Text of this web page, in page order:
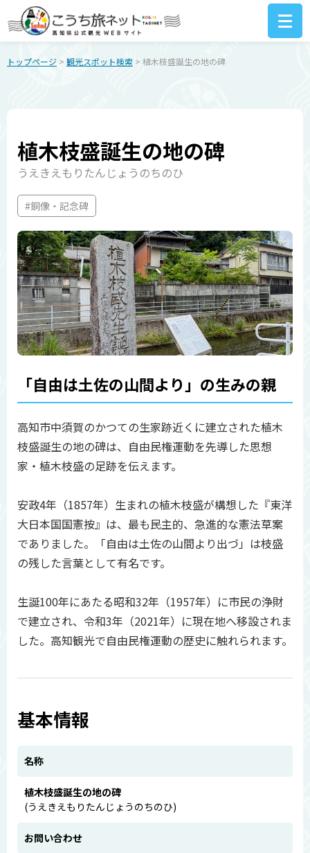
トップページ > 観光スポット検索 > 植木枝盛誕生の地の碑
植木枝盛誕生の地の碑
うえきえもりたんじょうのちのひ
#銅像・記念碑
「自由は土佐の山間より」の生みの親
高知市中須賀のかつての生家跡近くに建立された植木
枝盛誕生の地の碑は、自由民権運動を先導した思想
家・植木枝盛の足跡を伝えます。
安政4年（1857年）生まれの植木枝盛が構想した『東洋
大日本国国憲按』は、最も民主的、急進的な憲法草案
でありました。「自由は土佐の山間より出づ」は枝盛
の残した言葉として有名です。
生誕100年にあたる昭和32年（1957年）に市民の浄財
で建立され、令和3年（2021年）に現在地へ移設されま
した。高知観光で自由民権運動の歴史に触れられます。
基本情報
名称
植木枝盛誕生の地の碑
(うえきえもりたんじょうのちのひ)
お問い合わせ